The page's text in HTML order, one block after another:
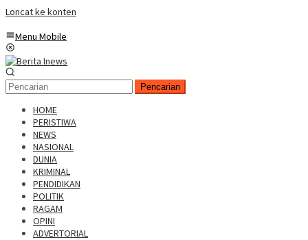
Loncat ke konten
Menu Mobile
Pencarian
HOME
PERISTIWA
NEWS
NASIONAL
DUNIA
KRIMINAL
PENDIDIKAN
POLITIK
RAGAM
OPINI
ADVERTORIAL